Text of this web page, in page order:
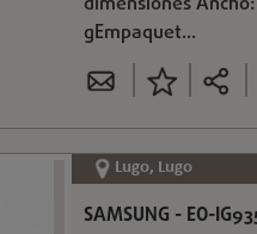
gEmpaquet...
Lugo, Lugo
SAMSUNG - EO-